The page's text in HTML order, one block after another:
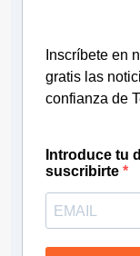
Inscríbete en
gratis las
confianza de
Introduce tu
suscribirte